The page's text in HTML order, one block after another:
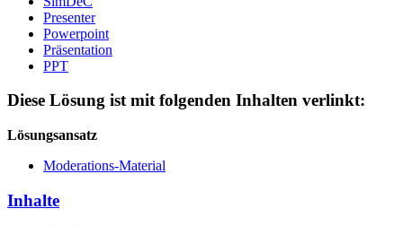
Presenter
Powerpoint
Präsentation
PPT
Diese Lösung ist mit folgenden Inhalten verlinkt:
Lösungsansatz
Moderations-Material
Inhalte